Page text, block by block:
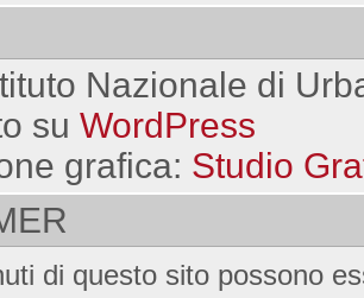
Nazionale di
su WordPress
grafica: Studio
di questo sito possono